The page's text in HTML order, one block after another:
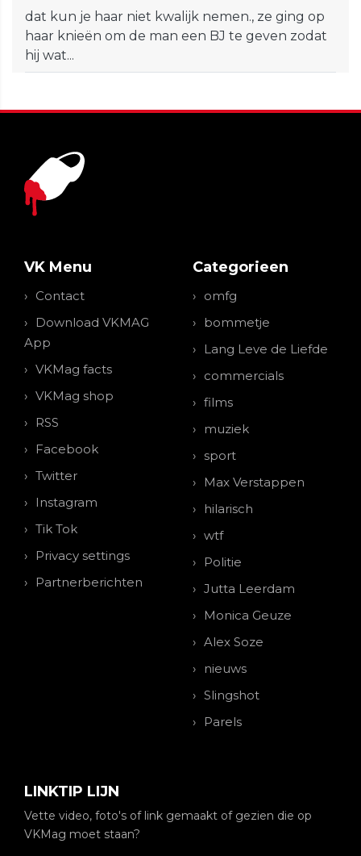
dat kun je haar niet kwalijk nemen., ze ging op
haar knieën om de man een BJ te geven zodat
hij wat...
VK Menu
Contact
Download VKMAG
App
VKMag facts
VKMag shop
RSS
Facebook
Twitter
Instagram
Tik Tok
Privacy settings
Partnerberichten
Categorieen
omfg
bommetje
Lang Leve de Liefde
commercials
films
muziek
sport
Max Verstappen
hilarisch
wtf
Politie
Jutta Leerdam
Monica Geuze
Alex Soze
nieuws
Slingshot
Parels
LINKTIP LIJN
Vette video, foto's of link gemaakt of gezien die op
VKMag moet staan?